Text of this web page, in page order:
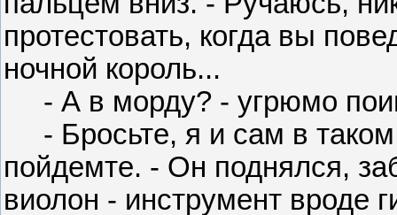
протестовать, когда вы
ночной король...
- А в морду? - угрюмо
- Бросьте, я и сам в
пойдемте. - Он поднялся,
виолон - инструмент вроде